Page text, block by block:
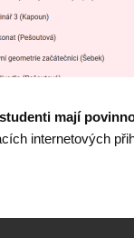
mají
internetových